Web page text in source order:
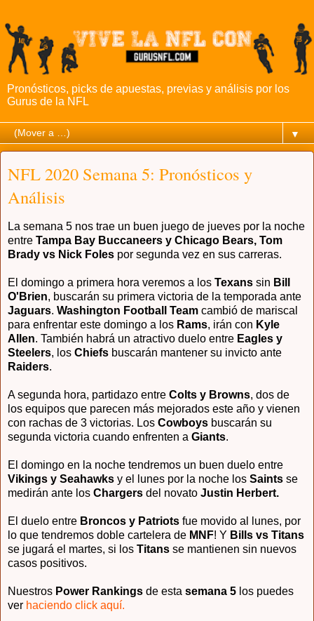
Pronósticos, picks de apuestas, previas y análisis por los
Gurus de la NFL
▼
NFL 2020 Semana 5: Pronósticos y
Análisis
La semana 5 nos trae un buen juego de jueves por la noche
entre Tampa Bay Buccaneers y Chicago Bears, Tom
Brady vs Nick Foles por segunda vez en sus carreras.
El domingo a primera hora veremos a los Texans sin Bill
O'Brien, buscarán su primera victoria de la temporada ante
Jaguars. Washington Football Team cambió de mariscal
para enfrentar este domingo a los Rams, irán con Kyle
Allen. También habrá un atractivo duelo entre Eagles y
Steelers, los Chiefs buscarán mantener su invicto ante
Raiders.
A segunda hora, partidazo entre Colts y Browns, dos de
los equipos que parecen más mejorados este año y vienen
con rachas de 3 victorias. Los Cowboys buscarán su
segunda victoria cuando enfrenten a Giants.
El domingo en la noche tendremos un buen duelo entre
Vikings y Seahawks y el lunes por la noche los Saints se
medirán ante los Chargers del novato Justin Herbert.
El duelo entre Broncos y Patriots fue movido al lunes, por
lo que tendremos doble cartelera de MNF! Y Bills vs Titans
se jugará el martes, si los Titans se mantienen sin nuevos
casos positivos.
Nuestros Power Rankings de esta semana 5 los puedes
ver haciendo click aquí.